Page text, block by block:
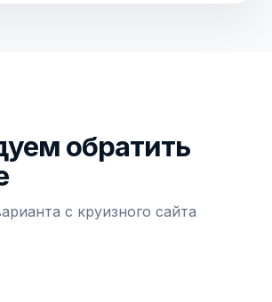
обратить
с круизного сайта